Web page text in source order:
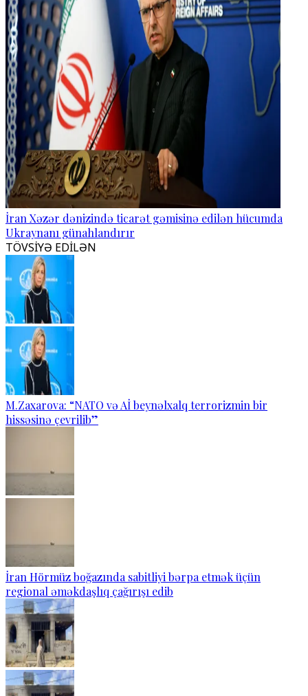
İran Xəzər dənizində ticarət gəmisinə edilən hücumda
Ukraynanı günahlandırır
TÖVSİYƏ EDİLƏN
M.Zaxarova: “NATO və Aİ beynəlxalq terrorizmin bir
hissəsinə çevrilib”
İran Hörmüz boğazında sabitliyi bərpa etmək üçün
regional əməkdaşlıq çağırışı edib